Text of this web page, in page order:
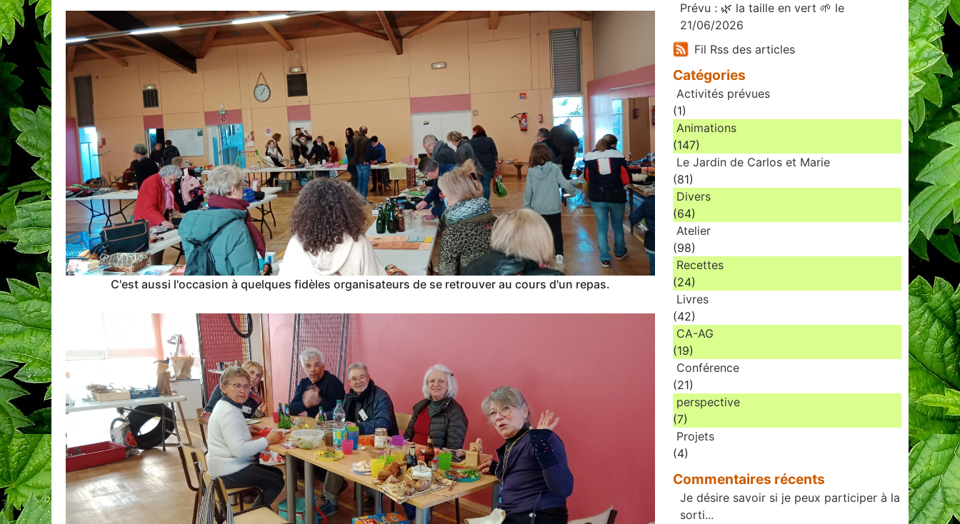
C'est aussi l'occasion à quelques fidèles organisateurs de se retrouver au cours d'un repas.
Prévu : 🌿 la taille en vert 🌱 le
21/06/2026
Fil Rss des articles
Catégories
Activités prévues
(1)
Animations
(147)
Le Jardin de Carlos et Marie
(81)
Divers
(64)
Atelier
(98)
Recettes
(24)
Livres
(42)
CA-AG
(19)
Conférence
(21)
perspective
(7)
Projets
(4)
Commentaires récents
Je désire savoir si je peux participer à la
sorti...